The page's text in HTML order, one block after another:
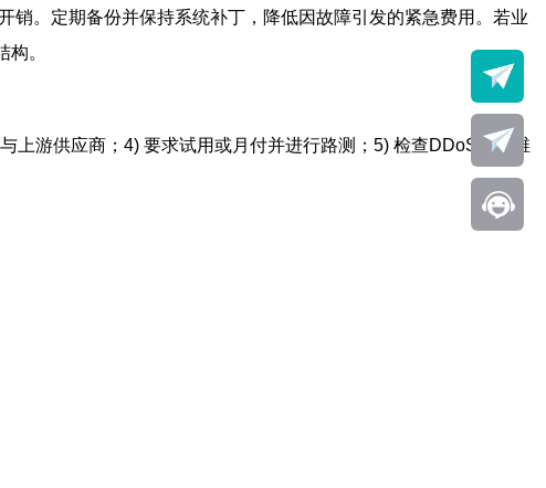
。定期备份并保持系统补丁，降低因故障引发的紧急费用。若业
构。
上游供应商；4) 要求试用或月付并进行路测；5) 检查DDoS与运维